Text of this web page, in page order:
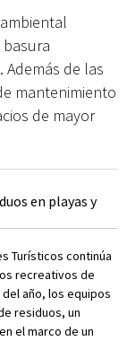
de las
mantenimiento
de mayor
Turísticos continúa
recreativos de
año, los equipos
residuos, un
el marco de un